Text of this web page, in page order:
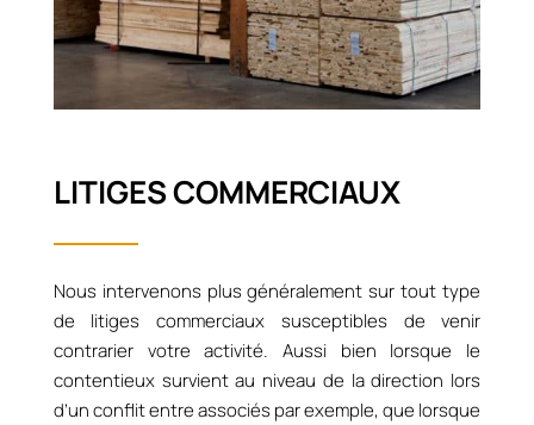
LITIGES COMMERCIAUX
Nous intervenons plus généralement sur tout type
de litiges commerciaux susceptibles de venir
contrarier votre activité. Aussi bien lorsque le
contentieux survient au niveau de la direction lors
d’un conflit entre associés par exemple, que lorsque